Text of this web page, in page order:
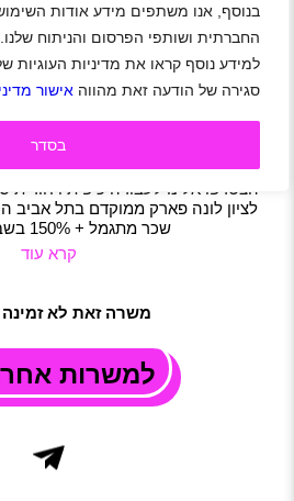
בנוסף, אנו משתפים מידע אודות
החברתית ושותפי הפרסום והניתוח שלנו.
למידע נוסף קראו את מדיניות העוגיות
סגירה של הודעה זאת מהווה אישור
בסדר
לסופרלנד וללונה פארק
סדרנים/ות עם
ראשון לציון |תל אביב-יפו|סטודנטים|
משרה מלאה|משמרות|חצי משרה|
תיאור משרה
אוהבים הרפתקאות? אנשי אדרנלין?
הצטרפו אלינו לעבודה כיפית
לציון לונה פארק ממוקדם בתל אביב
שכר מתגמל + 150% בשבתות וחגים
קרא עוד
משרה זאת לא
למשרות